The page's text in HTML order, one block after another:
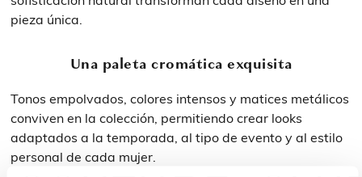
pieza única.
Una paleta cromática exquisita
Tonos empolvados, colores intensos y matices metálicos
conviven en la colección, permitiendo crear looks
adaptados a la temporada, al tipo de evento y al estilo
personal de cada mujer.